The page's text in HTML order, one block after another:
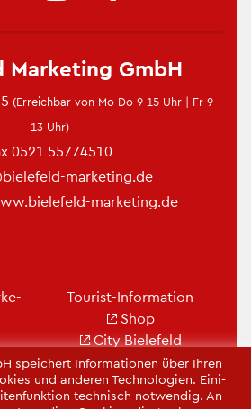
spei­chert In­for­ma­tio­nen über Ihren
und an­de­ren Tech­no­lo­gi­en. Ei­ni­
tech­nisch not­wen­dig. An­
Mar­ke­ting GmbH
(Er­reich­bar von Mo-Do 9-15 Uhr | Fr 9-
13 Uhr)
0521 55774510
​marketing.​de
​marketing.​de
Tou­rist-In­for­ma­ti­on
Shop
City Bie­le­feld
Bie­le­feld-Gut­schein
Web­cams